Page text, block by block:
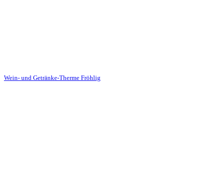
Wein- und Getränke-Therme Fröhlig